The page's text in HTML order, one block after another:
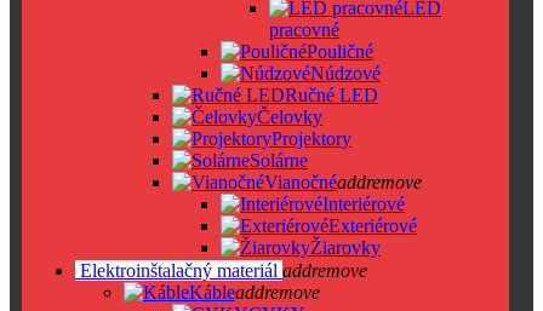
LED
pracovné
Pouličné
Núdzové
Ručné LED
Čelovky
Projektory
Solárne
Vianočnéaddremove
Interiérové
Exteriérové
Žiarovky
Elektroinštalačný materiál addremove
Kábleaddremove